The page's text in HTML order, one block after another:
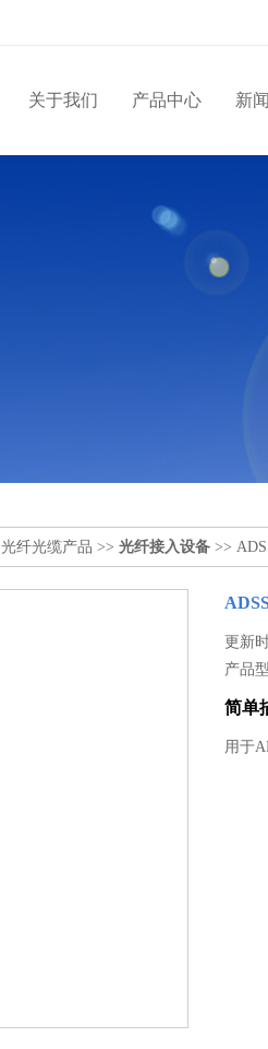
关于我们 产品中心 新
光纤光缆产品 >> 光纤接入设备 >>
更新
产品
简单
用于